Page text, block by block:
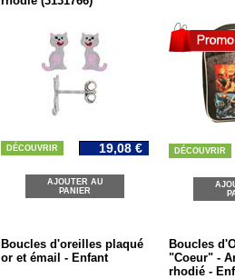
DÉCOUVRIR 19,08 €
AJOUTER AU
PANIER
DÉCOUVRIR
Boucles d'oreilles plaqué
or et émail - Enfant
Boucles
"Coeur" -
rhodié -